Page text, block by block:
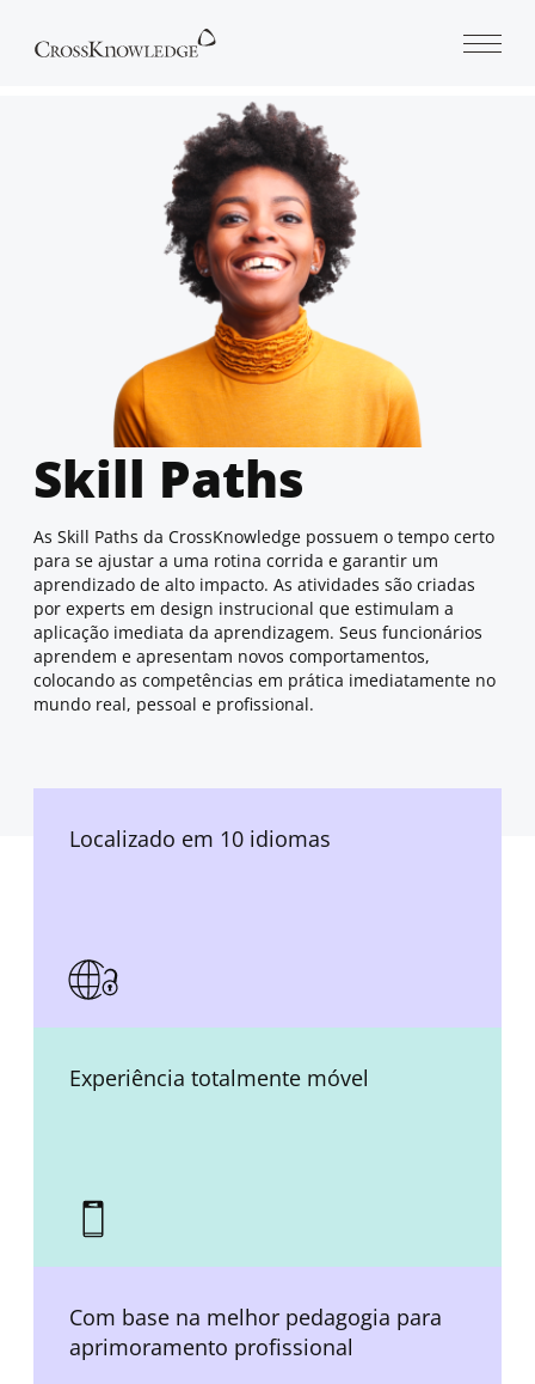
Skill Paths
As Skill Paths da CrossKnowledge possuem o tempo certo
para se ajustar a uma rotina corrida e garantir um
aprendizado de alto impacto. As atividades são criadas
por experts em design instrucional que estimulam a
aplicação imediata da aprendizagem. Seus funcionários
aprendem e apresentam novos comportamentos,
colocando as competências em prática imediatamente no
mundo real, pessoal e profissional.
Localizado em 10 idiomas
Experiência totalmente móvel
Com base na melhor pedagogia para
aprimoramento profissional